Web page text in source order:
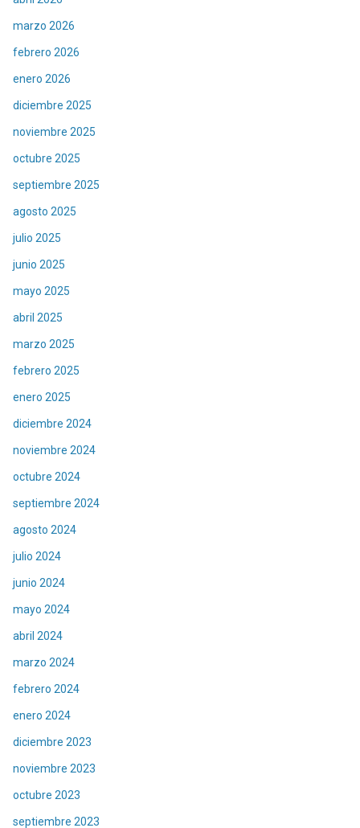
marzo 2026
febrero 2026
enero 2026
diciembre 2025
noviembre 2025
octubre 2025
septiembre 2025
agosto 2025
julio 2025
junio 2025
mayo 2025
abril 2025
marzo 2025
febrero 2025
enero 2025
diciembre 2024
noviembre 2024
octubre 2024
septiembre 2024
agosto 2024
julio 2024
junio 2024
mayo 2024
abril 2024
marzo 2024
febrero 2024
enero 2024
diciembre 2023
noviembre 2023
octubre 2023
septiembre 2023